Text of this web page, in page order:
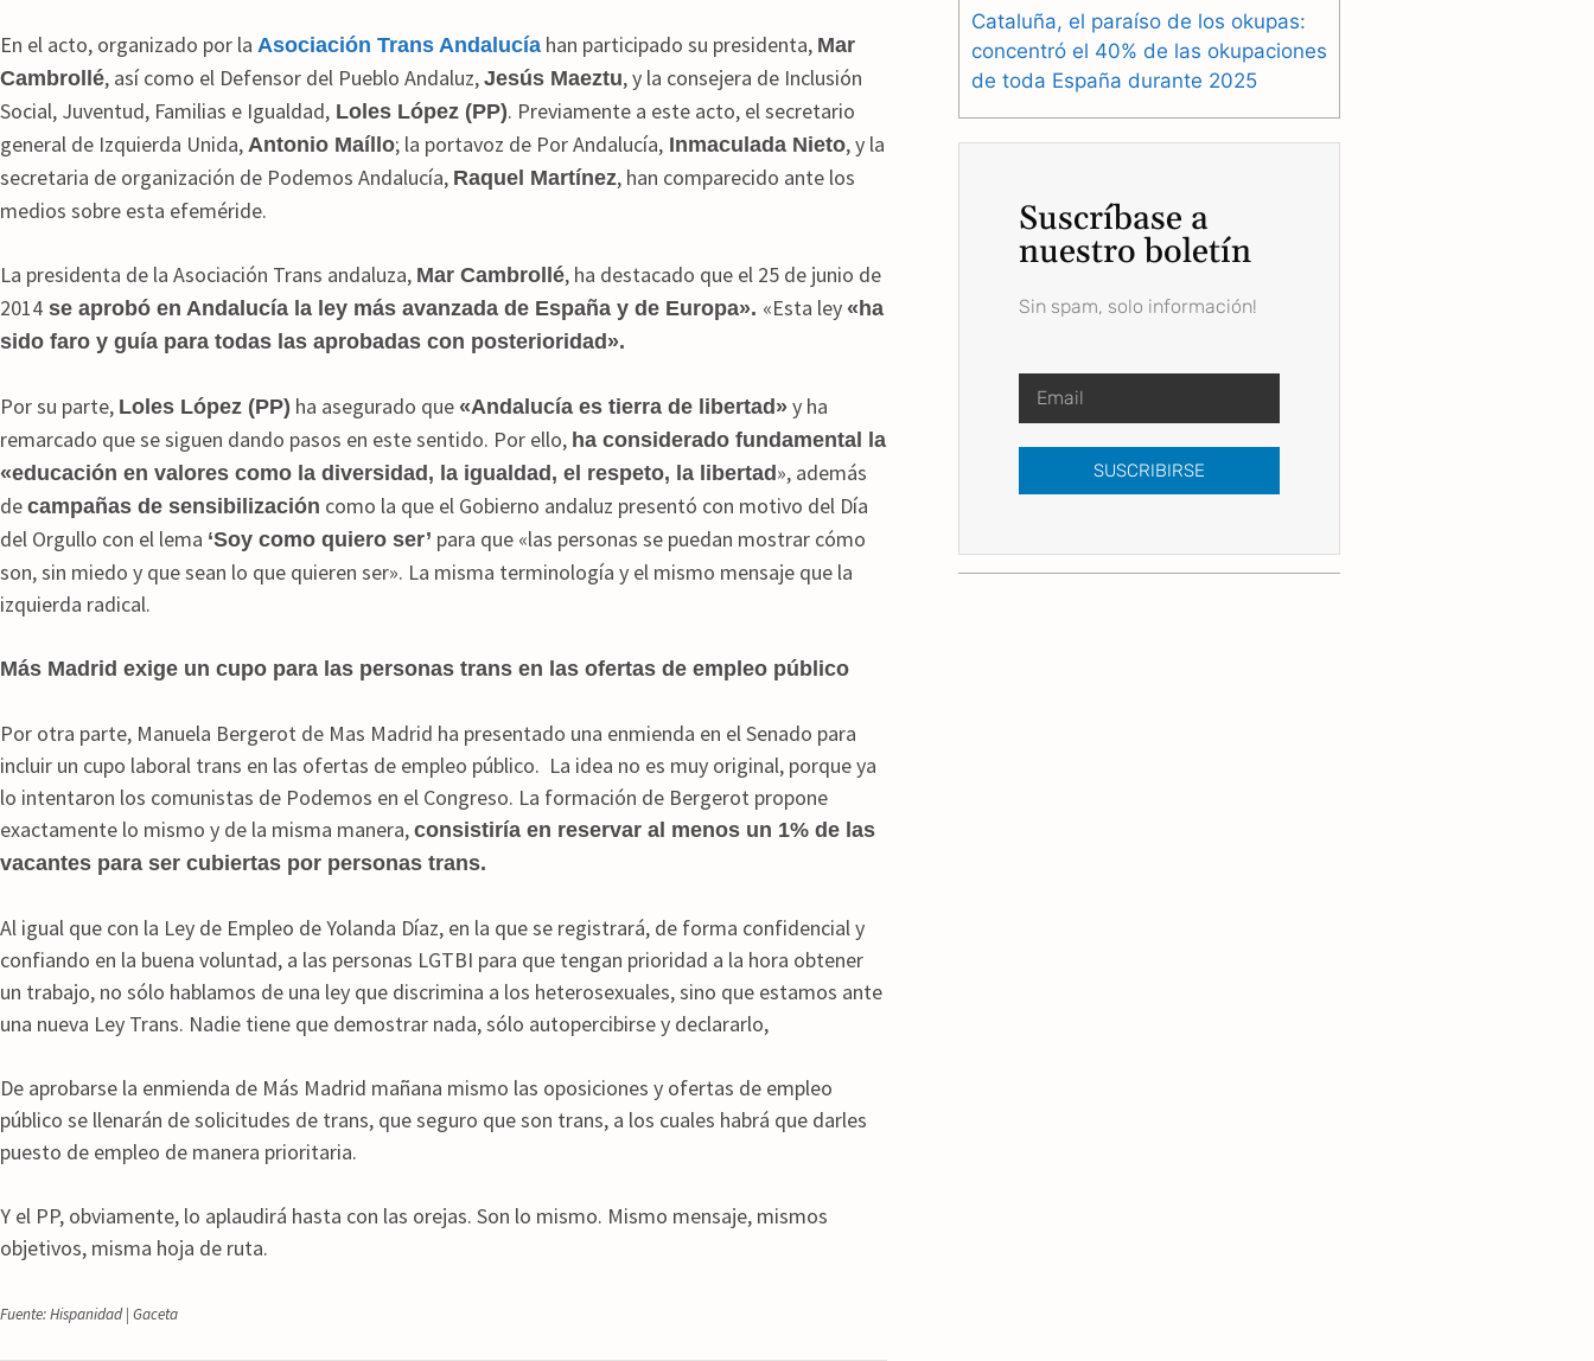
En el acto, organizado por la Asociación Trans Andalucía han participado su presidenta, Mar
Cambrollé, así como el Defensor del Pueblo Andaluz, Jesús Maeztu, y la consejera de Inclusión
Social, Juventud, Familias e Igualdad, Loles López (PP). Previamente a este acto, el secretario
general de Izquierda Unida, Antonio Maíllo; la portavoz de Por Andalucía, Inmaculada Nieto, y la
secretaria de organización de Podemos Andalucía, Raquel Martínez, han comparecido ante los
medios sobre esta efeméride.
La presidenta de la Asociación Trans andaluza, Mar Cambrollé, ha destacado que el 25 de junio de
2014 se aprobó en Andalucía la ley más avanzada de España y de Europa». «Esta ley «ha
sido faro y guía para todas las aprobadas con posterioridad».
Por su parte, Loles López (PP) ha asegurado que «Andalucía es tierra de libertad» y ha
remarcado que se siguen dando pasos en este sentido. Por ello, ha considerado fundamental la
«educación en valores como la diversidad, la igualdad, el respeto, la libertad », además
de campañas de sensibilización como la que el Gobierno andaluz presentó con motivo del Día
del Orgullo con el lema ‘Soy como quiero ser’ para que «las personas se puedan mostrar cómo
son, sin miedo y que sean lo que quieren ser». La misma terminología y el mismo mensaje que la
izquierda radical.
Más Madrid exige un cupo para las personas trans en las ofertas de empleo público
Por otra parte, Manuela Bergerot de Mas Madrid ha presentado una enmienda en el Senado para
incluir un cupo laboral trans en las ofertas de empleo público. La idea no es muy original, porque ya
lo intentaron los comunistas de Podemos en el Congreso. La formación de Bergerot propone
exactamente lo mismo y de la misma manera, consistiría en reservar al menos un 1% de las
vacantes para ser cubiertas por personas trans.
Al igual que con la Ley de Empleo de Yolanda Díaz, en la que se registrará, de forma confidencial y
confiando en la buena voluntad, a las personas LGTBI para que tengan prioridad a la hora obtener
un trabajo, no sólo hablamos de una ley que discrimina a los heterosexuales, sino que estamos ante
una nueva Ley Trans. Nadie tiene que demostrar nada, sólo autopercibirse y declararlo,
De aprobarse la enmienda de Más Madrid mañana mismo las oposiciones y ofertas de empleo
público se llenarán de solicitudes de trans, que seguro que son trans, a los cuales habrá que darles
puesto de empleo de manera prioritaria.
Y el PP, obviamente, lo aplaudirá hasta con las orejas. Son lo mismo. Mismo mensaje, mismos
objetivos, misma hoja de ruta.
Fuente: Hispanidad | Gaceta
Cataluña, el paraíso de los okupas:
concentró el 40% de las okupaciones
de toda España durante 2025
Suscríbase a
nuestro boletín
Sin spam, solo información!
SUSCRIBIRSE